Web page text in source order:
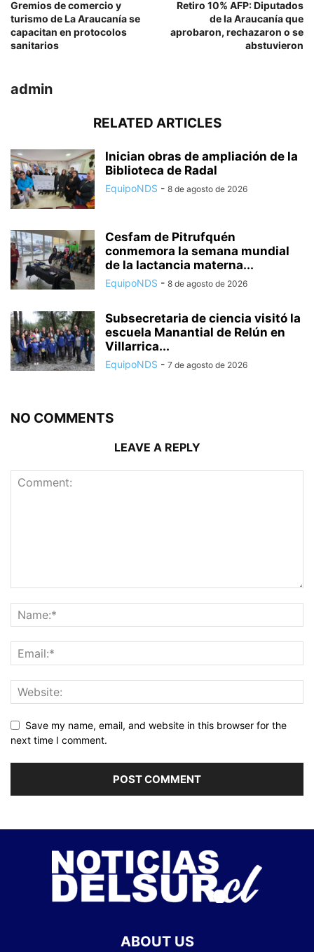
Gremios de comercio y
turismo de La Araucanía se
capacitan en protocolos
sanitarios
Retiro 10% AFP: Diputados
de la Araucanía que
aprobaron, rechazaron o se
abstuvieron
admin
RELATED ARTICLES
Inician obras de ampliación de la
Biblioteca de Radal
EquipoNDS - 8 de agosto de 2026
Cesfam de Pitrufquén
conmemora la semana mundial
de la lactancia materna...
EquipoNDS - 8 de agosto de 2026
Subsecretaria de ciencia visitó la
escuela Manantial de Relún en
Villarrica...
EquipoNDS - 7 de agosto de 2026
NO COMMENTS
LEAVE A REPLY
Save my name, email, and website in this browser for the
next time I comment.
ABOUT US